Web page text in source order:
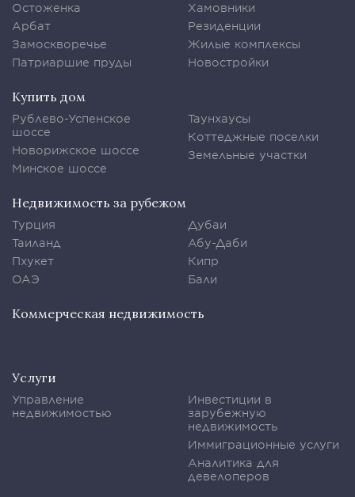
Остоженка
Арбат
Замоскворечье
Патриаршие пруды
Хамовники
Резиденции
Жилые комплексы
Новостройки
Купить дом
Рублево-Успенское
шоссе
Новорижское шоссе
Минское шоссе
Таунхаусы
Коттеджные поселки
Земельные участки
Недвижимость за рубежом
Турция
Таиланд
Пхукет
ОАЭ
Дубаи
Абу-Даби
Кипр
Бали
Коммерческая недвижимость
Услуги
Управление
недвижимостью
Инвестиции в
зарубежную
недвижимость
Иммиграционные услуги
Аналитика для
девелоперов